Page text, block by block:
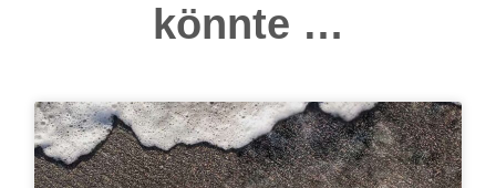
könnte …